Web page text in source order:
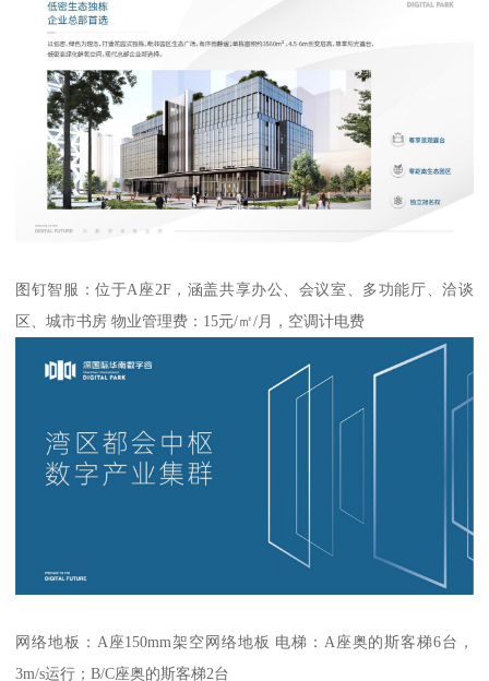
图钉智服：位于A座2F，涵盖共享办公、会议室、多功能厅、洽谈
区、城市书房 物业管理费：15元/㎡/月，空调计电费
网络地板：A座150mm架空网络地板 电梯：A座奥的斯客梯6台，
3m/s运行；B/C座奥的斯客梯2台